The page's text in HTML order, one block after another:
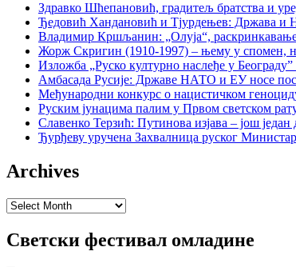
Здравко Шћепановић, градитељ братства и
Ђедовић Хандановић и Тјурдењев: Држава и
Владимир Кршљанин: „Олуја“, раскринкавање
Жорж Скригин (1910-1997) – њему у спомен,
Изложба „Руско културно наслеђе у
Амбасада Русије: Државе НАТО и ЕУ носе
Међународни конкурс о нацистичком
Руским јунацима палим у Првом светском
Славенко Терзић: Путинова изјава – још
Ђурђеву уручена Захвалница руског
Archives
Archives
Светски фестивал омладине